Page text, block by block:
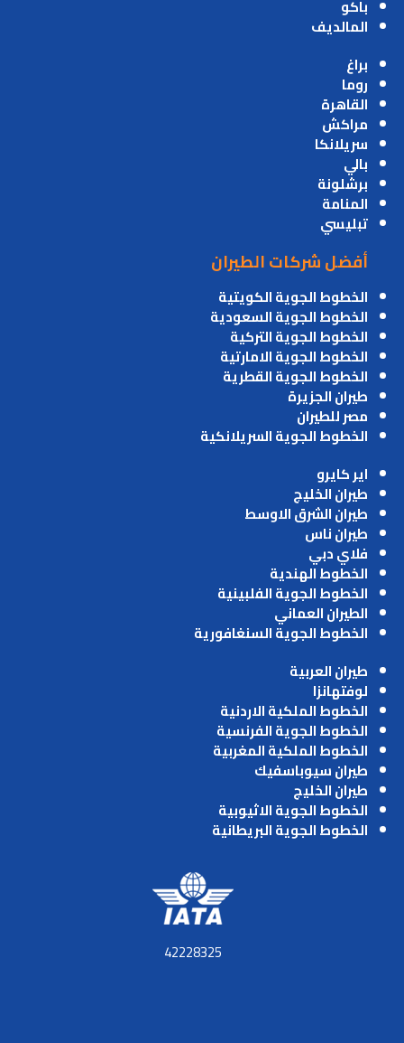
باكو
المالديف
براغ
روما
القاهرة
مراكش
سريلانكا
بالي
برشلونة
المنامة
تبليسي
أفضل شركات الطيران
الخطوط الجوية الكويتية
الخطوط الجوية السعودية
الخطوط الجوية التركية
الخطوط الجوية الامارتية
الخطوط الجوية القطرية
طيران الجزيرة
مصر للطيران
الخطوط الجوية السريلانكية
اير كايرو
طيران الخليج
طيران الشرق الاوسط
طيران ناس
فلاي دبي
الخطوط الهندية
الخطوط الجوية الفلبينية
الطيران العماني
الخطوط الجوية السنغافورية
طيران العربية
لوفتهانزا
الخطوط الملكية الاردنية
الخطوط الجوية الفرنسية
الخطوط الملكية المغربية
طيران سيوباسفيك
طيران الخليج
الخطوط الجوية الاثيوبية
الخطوط الجوية البريطانية
42228325